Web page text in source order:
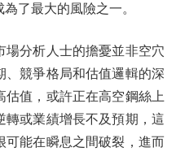
了最大的風險之一。
分析人士的擔憂並非空穴
、競爭格局和估值邏輯的深
估值，或許正在高空鋼絲上
轉或業績增長不及預期，這
可能在瞬息之間破裂，進而